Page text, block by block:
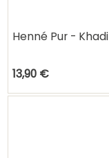
Henné Pur - Khadi
13,90 €